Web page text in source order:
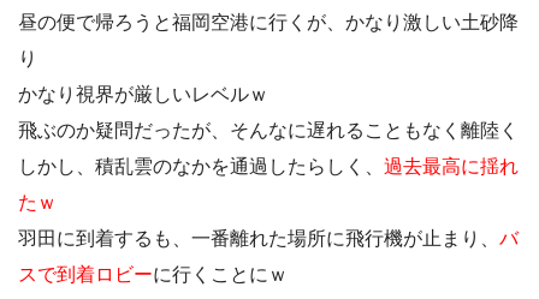
昼の便で帰ろうと福岡空港に行くが、かなり激しい土砂降
り
かなり視界が厳しいレベルｗ
飛ぶのか疑問だったが、そんなに遅れることもなく離陸く
しかし、積乱雲のなかを通過したらしく、 過去最高に揺れ
たｗ
羽田に到着するも、一番離れた場所に飛行機が止まり、 バ
スで到着ロビーに行くことにｗ